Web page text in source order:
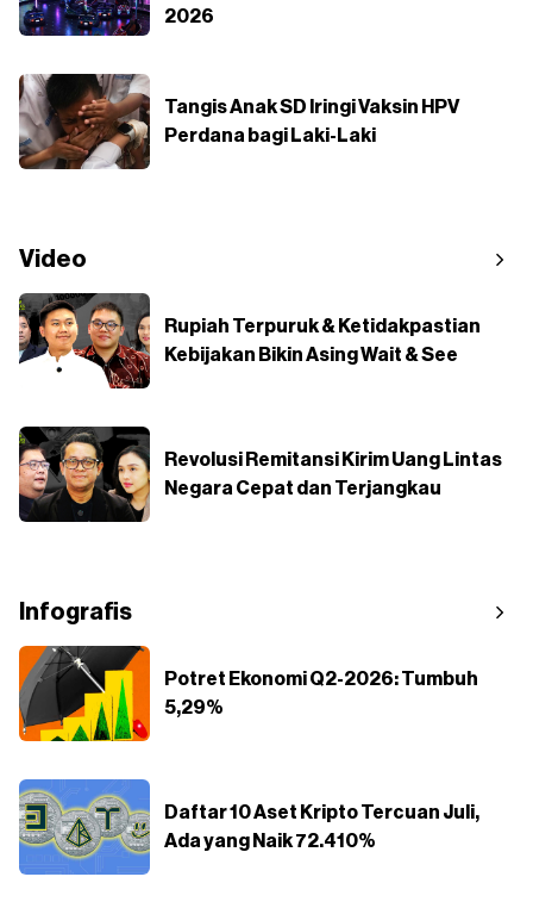
2026
Tangis Anak SD Iringi Vaksin HPV
Perdana bagi Laki-Laki
Video
Rupiah Terpuruk & Ketidakpastian
Kebijakan Bikin Asing Wait & See
Revolusi Remitansi Kirim Uang Lintas
Negara Cepat dan Terjangkau
Infografis
Potret Ekonomi Q2-2026: Tumbuh
5,29%
Daftar 10 Aset Kripto Tercuan Juli,
Ada yang Naik 72.410%